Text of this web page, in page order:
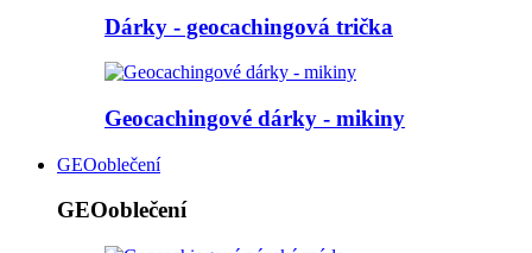
Dárky - geocachingová trička
Geocachingové dárky - mikiny
GEOoblečení
GEOoblečení